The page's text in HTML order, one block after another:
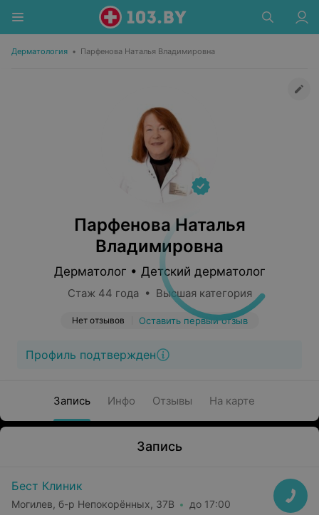
Дерматология • Парфенова Наталья Владимировна
Парфенова Наталья
Владимировна
Дерматолог • Детский дерматолог
Стаж 44 года • Высшая категория
Нет отзывов Оставить первый отзыв
Профиль подтвержден
Запись Инфо Отзывы На карте
Запись
Бест Клиник
Могилев, б-р Непокорённых, 37В до 17:00